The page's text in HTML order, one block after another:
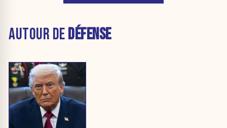
AUTOUR DEDÉFENSE